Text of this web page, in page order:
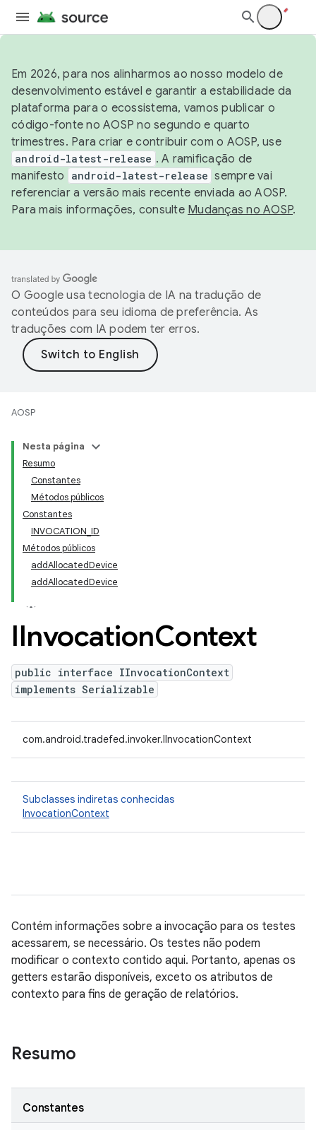
Em 2026, para nos alinharmos ao nosso modelo de
desenvolvimento estável e garantir a estabilidade da
plataforma para o ecossistema, vamos publicar o
código-fonte no AOSP no segundo e quarto
trimestres. Para criar e contribuir com o AOSP, use
android-latest-release . A ramificação de
manifesto
android-latest-release sempre vai
referenciar a versão mais recente enviada ao AOSP.
Para mais informações, consulte Mudanças no AOSP.
O Google usa tecnologia de IA na tradução de
conteúdos para seu idioma de preferência. As
traduções com IA podem ter erros.
AOSP
Nesta página
Resumo
Constantes
Métodos públicos
Constantes
INVOCATION_ID
Métodos públicos
addAllocatedDevice
addAllocatedDevice
IInvocationContext
public interface IInvocationContext
implements Serializable
com.android.tradefed.invoker.IInvocationContext
Subclasses indiretas conhecidas
InvocationContext
Contém informações sobre a invocação para os testes
acessarem, se necessário. Os testes não podem
modificar o contexto contido aqui. Portanto, apenas os
getters estarão disponíveis, exceto os atributos de
contexto para fins de geração de relatórios.
Resumo
Constantes